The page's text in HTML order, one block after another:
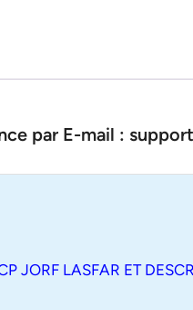
par E-mail :
JORF LASFAR ET